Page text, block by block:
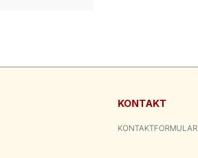
KONTAKT
KONTAKTFORMULAR